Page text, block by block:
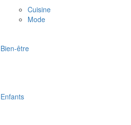
Cuisine
Mode
Bien-être
Enfants